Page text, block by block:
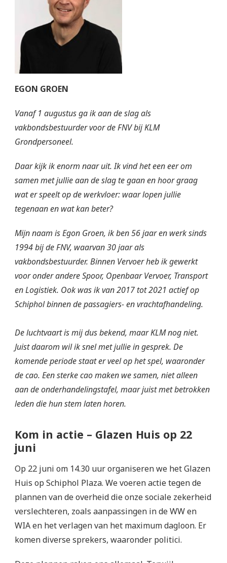
EGON GROEN
Vanaf 1 augustus ga ik aan de slag als
vakbondsbestuurder voor de FNV bij KLM
Grondpersoneel.
Daar kijk ik enorm naar uit. Ik vind het een eer om
samen met jullie aan de slag te gaan en hoor graag
wat er speelt op de werkvloer: waar lopen jullie
tegenaan en wat kan beter?
Mijn naam is Egon Groen, ik ben 56 jaar en werk sinds
1994 bij de FNV, waarvan 30 jaar als
vakbondsbestuurder. Binnen Vervoer heb ik gewerkt
voor onder andere Spoor, Openbaar Vervoer, Transport
en Logistiek. Ook was ik van 2017 tot 2021 actief op
Schiphol binnen de passagiers- en vrachtafhandeling.
De luchtvaart is mij dus bekend, maar KLM nog niet.
Juist daarom wil ik snel met jullie in gesprek. De
komende periode staat er veel op het spel, waaronder
de cao. Een sterke cao maken we samen, niet alleen
aan de onderhandelingstafel, maar juist met betrokken
leden die hun stem laten horen.
Kom in actie – Glazen Huis op 22
juni
Op 22 juni om 14.30 uur organiseren we het Glazen
Huis op Schiphol Plaza. We voeren actie tegen de
plannen van de overheid die onze sociale zekerheid
verslechteren, zoals aanpassingen in de WW en
WIA en het verlagen van het maximum dagloon. Er
komen diverse sprekers, waaronder politici.